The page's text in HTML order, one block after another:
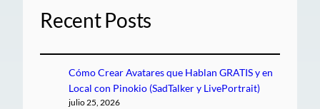
Recent Posts
Cómo Crear Avatares que Hablan GRATIS y en
Local con Pinokio (SadTalker y LivePortrait)
julio 25, 2026